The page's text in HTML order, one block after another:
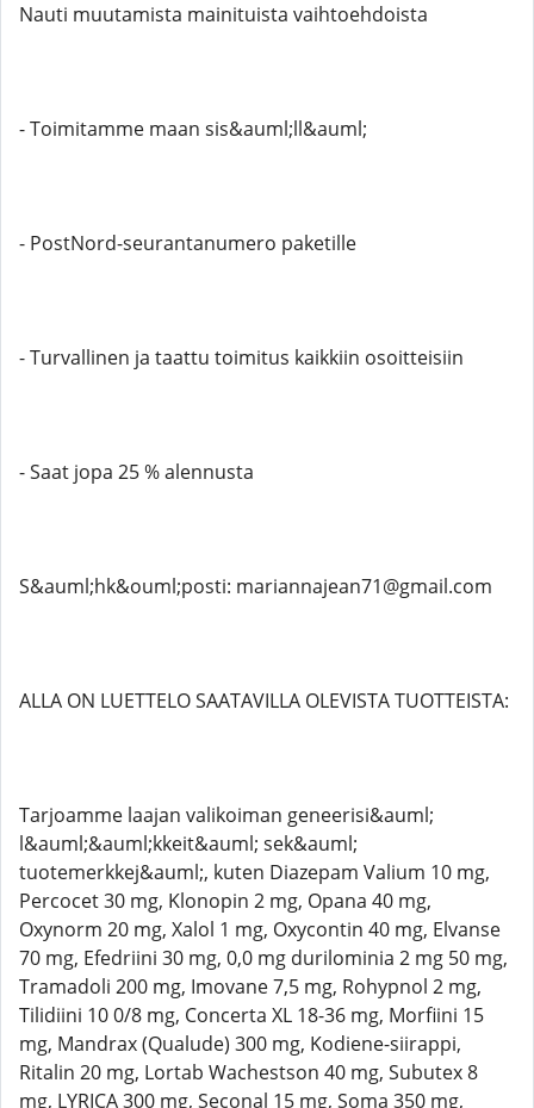
Nauti muutamista mainituista vaihtoehdoista
- Toimitamme maan sis&auml;ll&auml;
- PostNord-seurantanumero paketille
- Turvallinen ja taattu toimitus kaikkiin osoitteisiin
- Saat jopa 25 % alennusta
S&auml;hk&ouml;posti: mariannajean71@gmail.com
ALLA ON LUETTELO SAATAVILLA OLEVISTA TUOTTEISTA:
Tarjoamme laajan valikoiman geneerisi&auml;
l&auml;&auml;kkeit&auml; sek&auml;
tuotemerkkej&auml;, kuten Diazepam Valium 10 mg,
Percocet 30 mg, Klonopin 2 mg, Opana 40 mg,
Oxynorm 20 mg, Xalol 1 mg, Oxycontin 40 mg, Elvanse
70 mg, Efedriini 30 mg, 0,0 mg durilominia 2 mg 50 mg,
Tramadoli 200 mg, Imovane 7,5 mg, Rohypnol 2 mg,
Tilidiini 10 0/8 mg, Concerta XL 18-36 mg, Morfiini 15
mg, Mandrax (Qualude) 300 mg, Kodiene-siirappi,
Ritalin 20 mg, Lortab Wachestson 40 mg, Subutex 8
mg, LYRICA 300 mg, Seconal 15 mg, Soma 350 mg,